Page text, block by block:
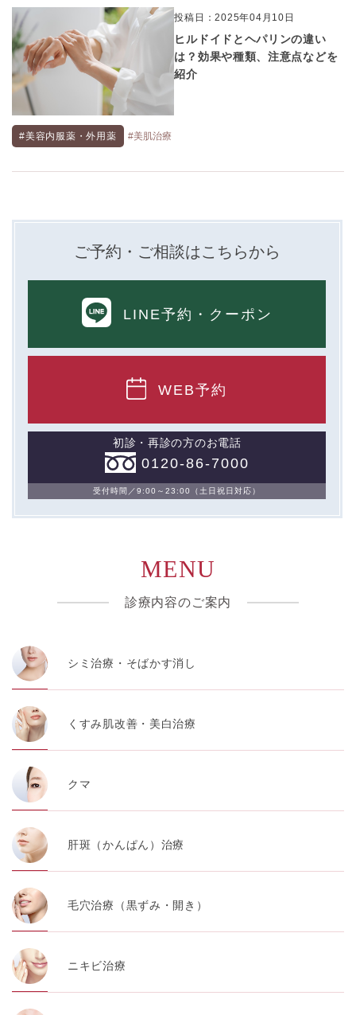
投稿日：2025年04月10日
ヒルドイドとヘパリンの違い
は？効果や種類、注意点などを
紹介
#美容内服薬・外用薬 #美肌治療
ご予約・ご相談はこちらから
LINE予約 ・クーポン
WEB予約
初診・再診の方のお電話
0120-86-7000
受付時間／9:00～23:00（土日祝日対応）
MENU
診療内容のご案内
シミ治療・そばかす消し
くすみ肌改善・美白治療
クマ
肝斑（かんぱん）治療
毛穴治療（黒ずみ・開き）
ニキビ治療